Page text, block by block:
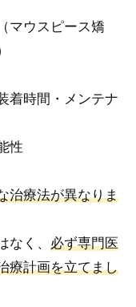
マウスピース矯
着時間・メンテナ
性
治療法が異なりま
なく、 必ず専門医
療計画を立てまし